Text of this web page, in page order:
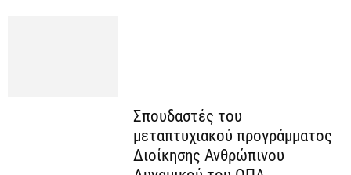
Σπουδαστές του
μεταπτυχιακού προγράμματος
Διοίκησης Ανθρώπινου